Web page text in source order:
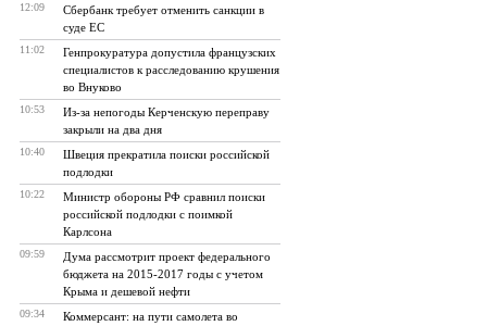
12:09
Сбербанк требует отменить санкции в
суде ЕС
11:02
Генпрокуратура допустила французских
специалистов к расследованию крушения
во Внуково
10:53
Из-за непогоды Керченскую переправу
закрыли на два дня
10:40
Швеция прекратила поиски российской
подлодки
10:22
Министр обороны РФ сравнил поиски
российской подлодки с поимкой
Карлсона
09:59
Дума рассмотрит проект федерального
бюджета на 2015-2017 годы с учетом
Крыма и дешевой нефти
09:34
Коммерсант: на пути самолета во